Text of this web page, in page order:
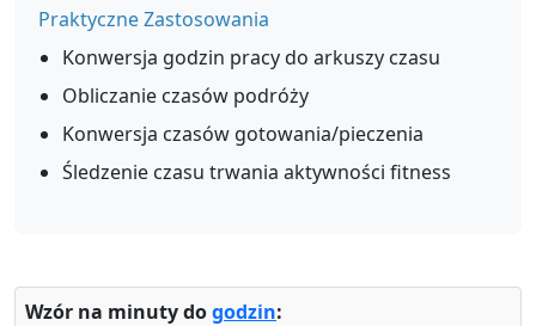
Praktyczne Zastosowania
Konwersja godzin pracy do arkuszy czasu
Obliczanie czasów podróży
Konwersja czasów gotowania/pieczenia
Śledzenie czasu trwania aktywności fitness
Wzór na minuty dogodzin: